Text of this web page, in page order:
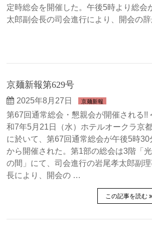
定時総会を開催した。午後5時より総会
太郎副会長の司会進行により、開会の
京麺新報第629号
2025年8月27日 京麺新報
第67回通常総会・懇親会が開催される!!
和7年5月21日（水）ホテルオークラ京
に於いて、第67回通常総会が午後5時30
から開催された。第1部の総会は3階「
の間」にて、司会進行の岩尾孝太郎副
長により、開会の …
この記事を読む